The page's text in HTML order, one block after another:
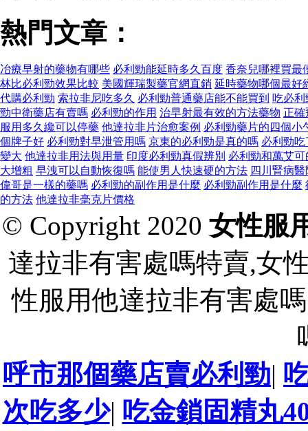
熱門文章：
冶療早射的藥物有哪些 必利勁能延時多久百度 香奈兒哪裡買最
林比必利勁效果比較 美國輝瑞製藥官網直銷 延時藥物哪個最好
代購必利勁 索拉非尼吃多久 必利勁普通藥店能不能買到 吃必
勁中衛藥店有賣嗎 必利勁的作用 治早射最有效的方法藥物 正確
服用多久纔可以停藥 他達拉非片治愈案例 必利勁藥片的四個小
個牌子好 必利勁對早泄管用嗎 京東的必利勁是真的嗎 必利勁
變大 他達拉非用法與用量 印度必利勁真假辨別 必利勁和萬艾可
大增粗 早洩可以自動恢復嗎 能使男人快速硬的方法 四川腎病
偉哥是一樣的藥嗎 必利勁的副作用是什麼 必利勁副作用是什麼
的方法 他達拉非毫克片價格
© Copyright 2020 女性服
達拉非有害處嗎特賣,女
性服用他達拉非有害處
呼市那個藥店賣必利勁|
次吃多少| 吃金鎖固精丸